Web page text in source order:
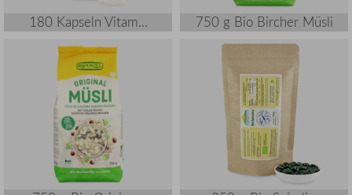
180 Kapseln Vitam... 750 g Bio Bircher Müsli